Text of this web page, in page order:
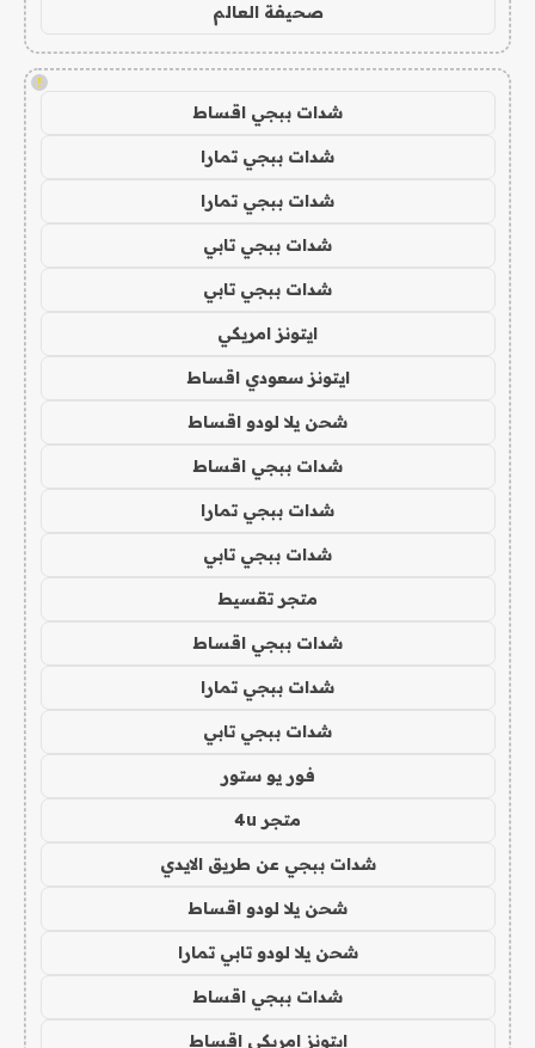
صحيفة العالم
!
شدات ببجي اقساط
شدات ببجي تمارا
شدات ببجي تمارا
شدات ببجي تابي
شدات ببجي تابي
ايتونز امريكي
ايتونز سعودي اقساط
شحن يلا لودو اقساط
شدات ببجي اقساط
شدات ببجي تمارا
شدات ببجي تابي
متجر تقسيط
شدات ببجي اقساط
شدات ببجي تمارا
شدات ببجي تابي
فور يو ستور
متجر 4u
شدات ببجي عن طريق الايدي
شحن يلا لودو اقساط
شحن يلا لودو تابي تمارا
شدات ببجي اقساط
ايتونز امريكي اقساط